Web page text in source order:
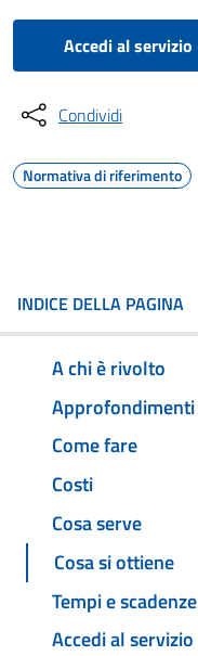
Accedi al servizio
Condividi
Normativa di riferimento
INDICE DELLA PAGINA
A chi è rivolto
Approfondimenti
Come fare
Costi
Cosa serve
Cosa si ottiene
Tempi e scadenze
Accedi al servizio